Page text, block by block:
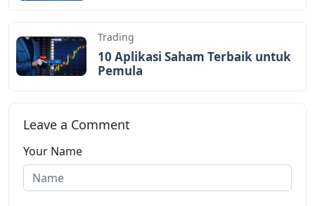
Trading
10 Aplikasi Saham Terbaik untuk
Pemula
Leave a Comment
Your Name